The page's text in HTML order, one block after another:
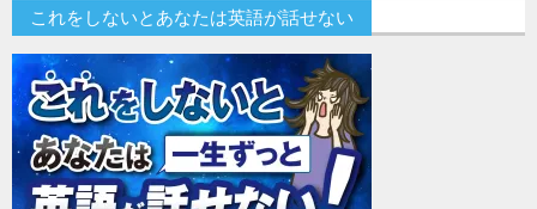
これをしないとあなたは英語が話せない